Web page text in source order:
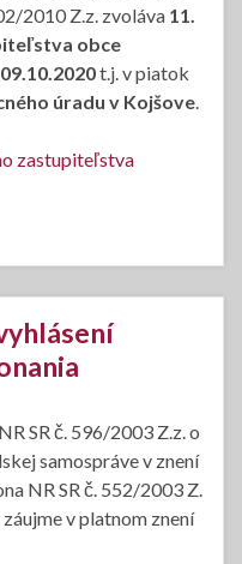
2010 Z.z. zvoláva 11.
obce
09.10.2020t.j. v piatok
úradu v Kojšove.
zastupiteľstva
SR č. 596/2003 Z.z. o
samospráve v znení
NR SR č. 552/2003 Z.
v platnom znení